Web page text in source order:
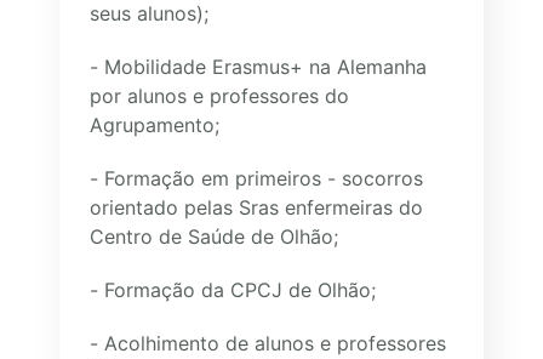
seus alunos);
- Mobilidade Erasmus+ na Alemanha
por alunos e professores do
Agrupamento;
- Formação em primeiros - socorros
orientado pelas Sras enfermeiras do
Centro de Saúde de Olhão;
- Formação da CPCJ de Olhão;
- Acolhimento de alunos e professores